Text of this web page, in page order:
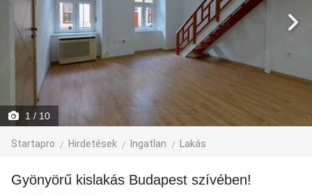
1 / 10
Startapro Hirdetések Ingatlan Lakás
Gyönyörű kislakás Budapest szívében!